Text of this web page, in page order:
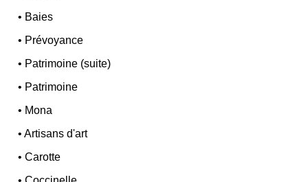
• Baies
• Prévoyance
• Patrimoine (suite)
• Patrimoine
• Mona
•Artisans d'art
•Carotte